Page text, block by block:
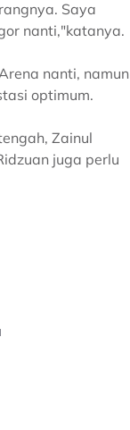
Saya
nanti,"katanya.
nanti, namun
optimum.
Zainul
juga perlu